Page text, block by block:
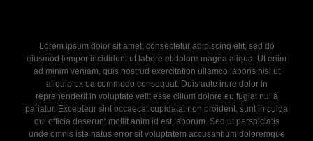
Lorem ipsum dolor sit amet, consectetur adipiscing elit, sed do
eiusmod tempor incididunt ut labore et dolore magna aliqua. Ut enim
ad minim veniam, quis nostrud exercitation ullamco laboris nisi ut
aliquip ex ea commodo consequat. Duis aute irure dolor in
reprehenderit in voluptate velit esse cillum dolore eu fugiat nulla
pariatur. Excepteur sint occaecat cupidatat non proident, sunt in culpa
qui officia deserunt mollit anim id est laborum. Sed ut perspiciatis
unde omnis iste natus error sit voluptatem accusantium doloremque